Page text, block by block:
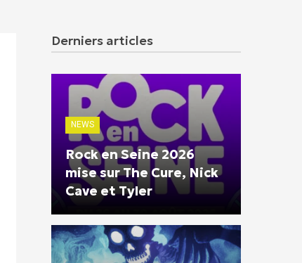
Derniers articles
NEWS
Rock en Seine 2026
mise sur The Cure, Nick
Cave et Tyler